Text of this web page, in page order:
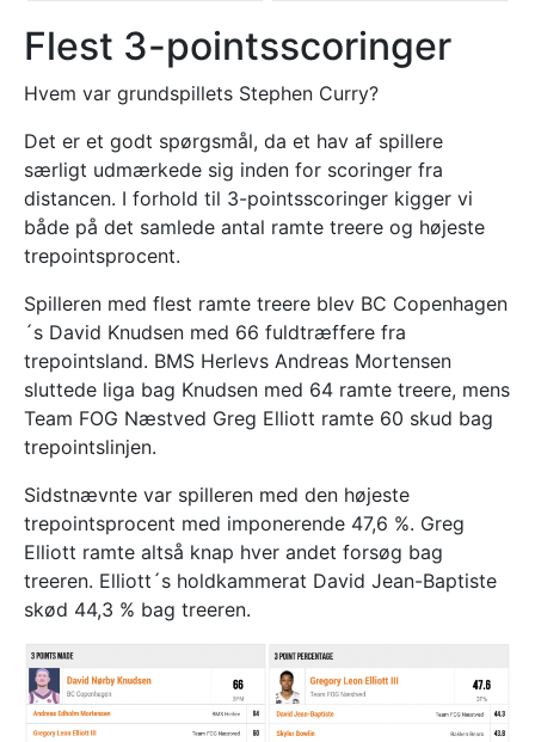
Flest 3-pointsscoringer
Hvem var grundspillets Stephen Curry?
Det er et godt spørgsmål, da et hav af spillere
særligt udmærkede sig inden for scoringer fra
distancen. I forhold til 3-pointsscoringer kigger vi
både på det samlede antal ramte treere og højeste
trepointsprocent.
Spilleren med flest ramte treere blev BC Copenhagen
´s David Knudsen med 66 fuldtræffere fra
trepointsland. BMS Herlevs Andreas Mortensen
sluttede liga bag Knudsen med 64 ramte treere, mens
Team FOG Næstved Greg Elliott ramte 60 skud bag
trepointslinjen.
Sidstnævnte var spilleren med den højeste
trepointsprocent med imponerende 47,6 %. Greg
Elliott ramte altså knap hver andet forsøg bag
treeren. Elliott´s holdkammerat David Jean-Baptiste
skød 44,3 % bag treeren.